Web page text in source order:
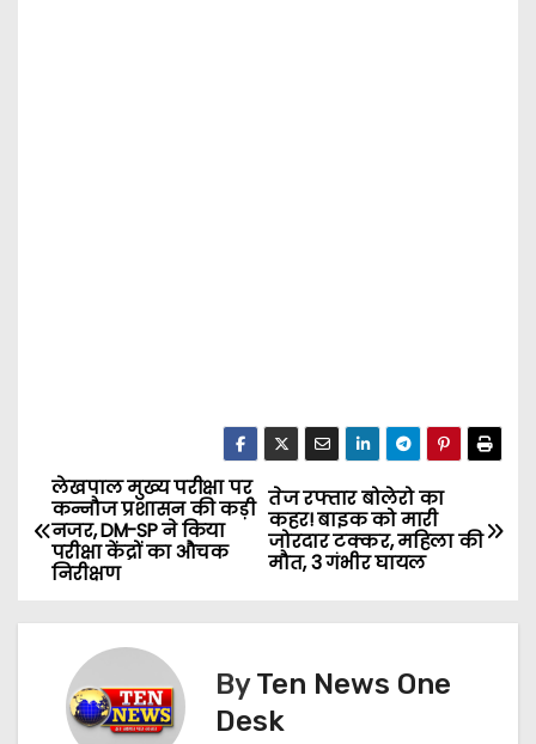
P
o
तेज रफ्तार बोलेरो का
कहर! बाइक को मारी
जोरदार टक्कर, महिला की
मौत, 3 गंभीर घायल
लेखपाल मुख्य परीक्षा पर
कन्नौज प्रशासन की कड़ी
नजर, DM-SP ने किया
परीक्षा केंद्रों का औचक
निरीक्षण
ByTen News One
Desk